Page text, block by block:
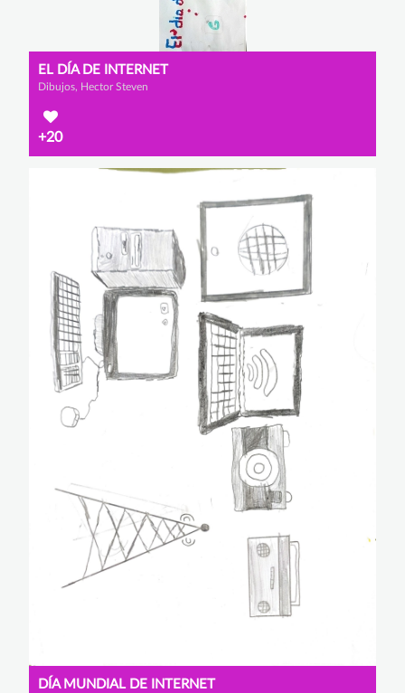
EL DÍA DE INTERNET
Dibujos, Hector Steven
+20
DÍA MUNDIAL DE INTERNET